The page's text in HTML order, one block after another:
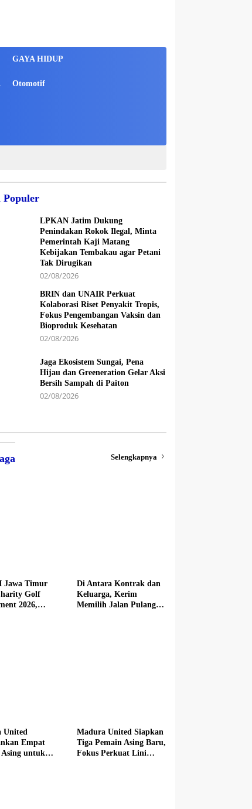
GAYA HIDUP
Otomotif
Populer
LPKAN Jatim Dukung
Penindakan Rokok Ilegal, Minta
Pemerintah Kaji Matang
Kebijakan Tembakau agar Petani
Tak Dirugikan
02/08/2026
BRIN dan UNAIR Perkuat
Kolaborasi Riset Penyakit Tropis,
Fokus Pengembangan Vaksin dan
Bioproduk Kesehatan
02/08/2026
Jaga Ekosistem Sungai, Pena
Hijau dan Greeneration Gelar Aksi
Bersih Sampah di Paiton
02/08/2026
Selengkapnya
Jawa Timur
Golf
2026,
Di Antara Kontrak dan
Keluarga, Kerim
Memilih Jalan Pulang
United
Empat
Asing untuk
Madura United Siapkan
Tiga Pemain Asing Baru,
Fokus Perkuat Lini